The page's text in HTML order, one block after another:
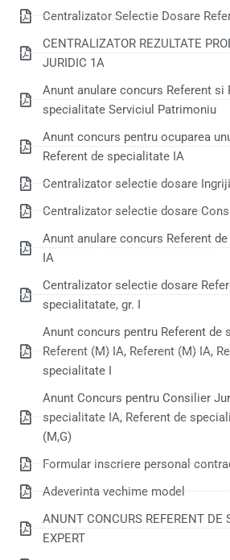
Centralizator Selectie Dosare
CENTRALIZATOR REZULTATE
JURIDIC 1A
Anunt anulare concurs Referent si
specialitate Serviciul Patrimoniu
Anunt concurs pentru ocuparea
Referent de specialitate IA
Centralizator selectie dosare
Centralizator selectie dosare
Anunt anulare concurs Referent
IA
Centralizator selectie dosare
specialitatate, gr. I
Anunt concurs pentru Referent de
Referent (M) IA, Referent (M) IA,
specialitate I
Anunt Concurs pentru Consilier
specialitate IA, Referent de
(M,G)
Formular inscriere personal
Adeverinta vechime model
ANUNT CONCURS REFERENT DE
EXPERT